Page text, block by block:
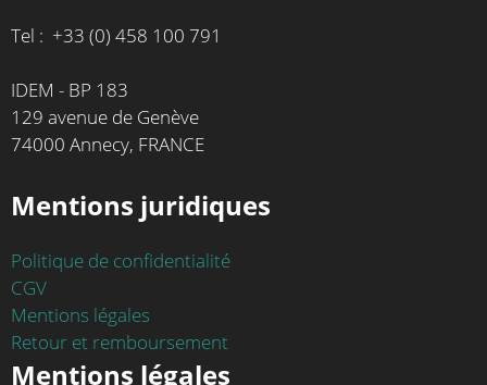
Tel : +33 (0) 458 100 791
IDEM - BP 183
129 avenue de Genève
74000 Annecy, FRANCE
Mentions juridiques
Politique de confidentialité
CGV
Mentions légales
Retour et remboursement
Mentions légales